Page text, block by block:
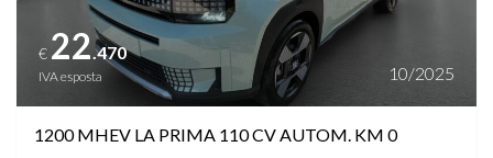
€ 22 .470
IVA esposta 10/2025
1200 MHEV LA PRIMA 110 CV AUTOM. KM 0